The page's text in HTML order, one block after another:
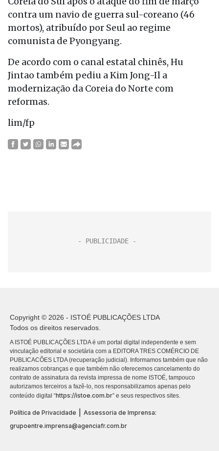
contra um navio de guerra sul-coreano (46
mortos), atribuído por Seul ao regime
comunista de Pyongyang.
De acordo com o canal estatal chinês, Hu
Jintao também pediu a Kim Jong-Il a
modernização da Coreia do Norte com
reformas.
lim/fp
Copyright © 2026 - ISTOÉ PUBLICAÇÕES LTDA
Todos os direitos reservados.
A ISTOÉ PUBLICAÇÕES LTDA é um portal digital independente e sem
vinculação editorial e societária com a EDITORA TRES COMÉRCIO DE
PUBLICACÕES LTDA (recuperação judicial). Informamos também que não
realizamos cobranças e que também não oferecemos cancelamento do
contrato de assinatura da revista impressa de nome ISTOÉ, tampouco
autorizamos terceiros a fazê-lo, nos responsabilizamos apenas pelo
conteúdo digital “https://istoe.com.br” e seus respectivos sites.
Política de Privacidade
Assessoria de Imprensa:
grupoentre.imprensa@agenciafr.com.br